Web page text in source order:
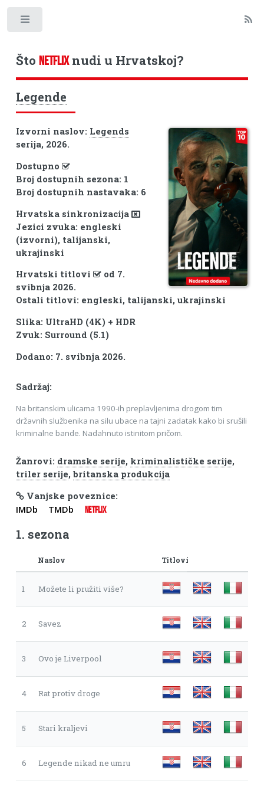
Što NETFLIXnudi u Hrvatskoj?
Legende
Izvorni naslov: Legends
serija, 2026.
Dostupno
Broj dostupnih sezona: 1
Broj dostupnih nastavaka: 6
Hrvatska sinkronizacija
Jezici zvuka: engleski
(izvorni), talijanski,
ukrajinski
Hrvatski titlovi
od 7.
svibnja 2026.
Ostali titlovi: engleski, talijanski, ukrajinski
Slika: UltraHD (4K) + HDR
Zvuk: Surround (5.1)
Dodano: 7. svibnja 2026.
Sadržaj:
Na britanskim ulicama 1990-ih preplavljenima drogom tim
državnih službenika na silu ubace na tajni zadatak kako bi srušili
kriminalne bande. Nadahnuto istinitom pričom.
Žanrovi: dramske serije, kriminalističke serije,
triler serije, britanska produkcija
Vanjske poveznice:
IMDb TMDb NETFLIX
1. sezona
Naslov Titlovi
1 Možete li pružiti više?
2 Savez
3 Ovo je Liverpool
4 Rat protiv droge
5 Stari kraljevi
6 Legende nikad ne umru